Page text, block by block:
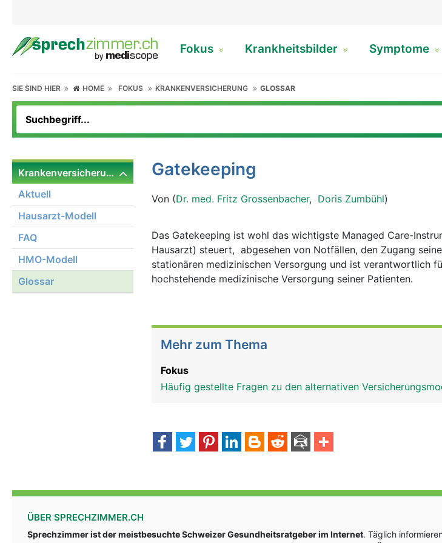
Fokus Krankheitsbilder Symptome
SIE SIND HIER HOME FOKUS KRANKENVERSICHERUNG GLOSSAR
Krankenversicherung
Aktuell
Hausarzt-Modell
FAQ
HMO-Modell
Glossar
Gatekeeping
Von (Dr. med. Fritz Grossenbacher, Doris Zumbühl)
Das Gatekeeping ist wohl das wichtigste Managed Care-
Hausarzt) steuert, abgesehen von Notfällen, den Zugang
stationären medizinischen Versorgung und ist verantwortlich
hochstehende medizinische Versorgung seiner Patienten.
Mehr zum Thema
Fokus
Häufig gestellte Fragen zu den alternativen
ÜBER SPRECHZIMMER.CH
Sprechzimmer ist der meistbesuchte Schweizer Gesundheitsratgeber im Internet. Täglich